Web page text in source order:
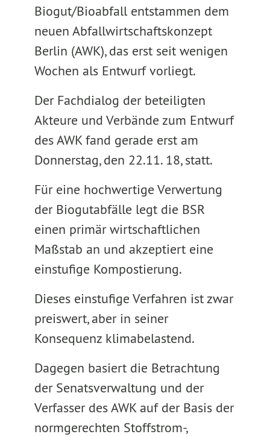
Biogut/Bioabfall entstammen dem
neuen Abfallwirtschaftskonzept
Berlin (AWK), das erst seit wenigen
Wochen als Entwurf vorliegt.
Der Fachdialog der beteiligten
Akteure und Verbände zum Entwurf
des AWK fand gerade erst am
Donnerstag, den 22.11. 18, statt.
Für eine hochwertige Verwertung
der Biogutabfälle legt die BSR
einen primär wirtschaftlichen
Maßstab an und akzeptiert eine
einstufige Kompostierung.
Dieses einstufige Verfahren ist zwar
preiswert, aber in seiner
Konsequenz klimabelastend.
Dagegen basiert die Betrachtung
der Senatsverwaltung und der
Verfasser des AWK auf der Basis der
normgerechten Stoffstrom-,